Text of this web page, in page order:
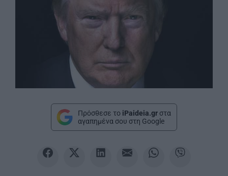
Πρόσθεσε το iPaideia.gr στα
αγαπημένα σου στη Google